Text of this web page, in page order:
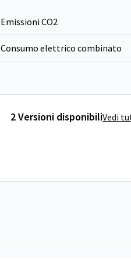
Emissioni CO2
Consumo elettrico combinato
2 Versioni disponibiliVedi